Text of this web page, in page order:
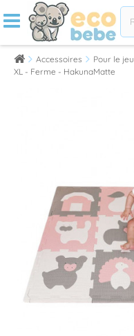
Accessoires Pour le jeu
XL - Ferme - HakunaMatte